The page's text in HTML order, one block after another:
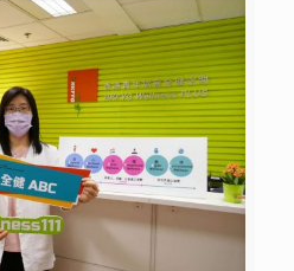
青年協會創新科學中心於2017
動採用隊制形式，設４個組別，
小二之學生）、高小組（就讀小
Frame組（就讀小四至小五及中
（就讀中一至中三之學生）。比
、4D Frame模型設計、作品介紹
用4D Frame製作具數理、科學、
挑戰。是次比賽突出了STEM中
學生將抽象的創意概念化為實
覽網站ce.hkfyg.org.hk。 青協
比賽2021」得獎名單 獎項 初
組 初中組 金獎 福榮街官立小學
析網絡世界的法律和案例，並由
學系黃成榮教授主持互動討論。
主任李少翠則從前線觀察，分
預防錦囊，讓學生提高警覺，以
青年違法防治中心」透過轄下地
年服務和青年支援服務，就邊緣
大問題，包括「犯罪違規」、
供預防教育、危機介入與評估，
專業協作和研發倡導。「青法
9669」，為公眾提供青少年犯
青協於上環永利街亦為有需要的
詳情可瀏覽「青法網」